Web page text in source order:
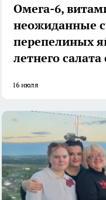
Омега-6,
неожиданные
перепелиных
летнего
16 июля